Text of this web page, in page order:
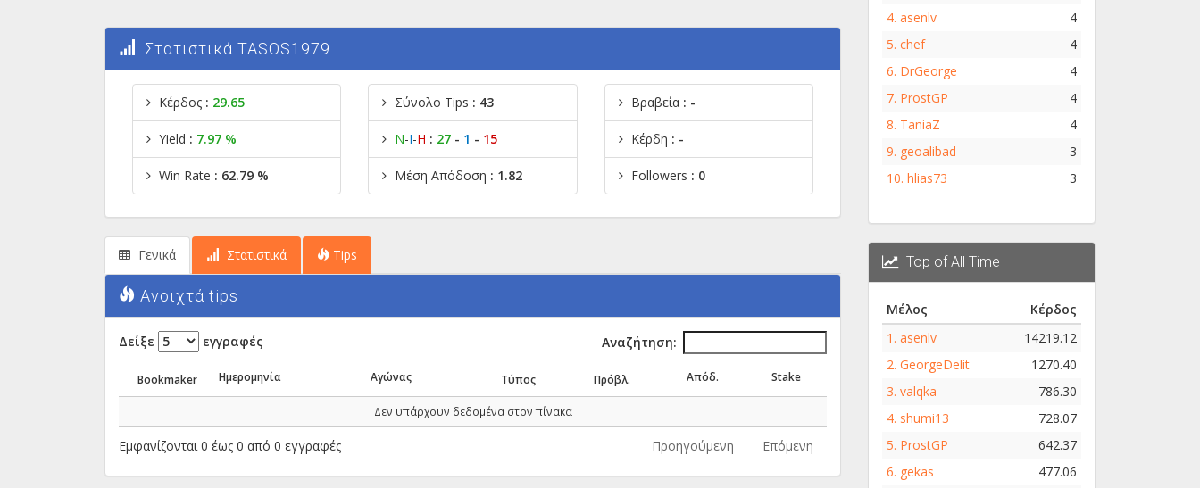
Στατιστικά TASOS1979
Κέρδος : 29.65
Yield : 7.97 %
Win Rate : 62.79 %
Σύνολο Tips : 43
Ν-Ι-Η : 27 - 1 - 15
Μέση Απόδοση : 1.82
Βραβεία : -
Κέρδη : -
Followers : 0
Γενικά Στατιστικά Tips
Ανοιχτά tips
Δείξε εγγραφές Αναζήτηση:
Bookmaker Ημερομηνία Αγώνας Τύπος Πρόβλ. Απόδ. Stake
Δεν υπάρχουν δεδομένα στον πίνακα
Εμφανίζονται 0 έως 0 από 0 εγγραφές Προηγούμενη Επόμενη
4. asenlv
4
5. chef
4
6. DrGeorge
4
7. ProstGP
4
8. TaniaZ
4
9. geoalibad
3
10. hlias73 3
Top of All Time
Μέλος
Κέρδος
1. asenlv
14219.12
2. GeorgeDelit
1270.40
3. valqka
786.30
4. shumi13
728.07
5. ProstGP
642.37
6. gekas
477.06